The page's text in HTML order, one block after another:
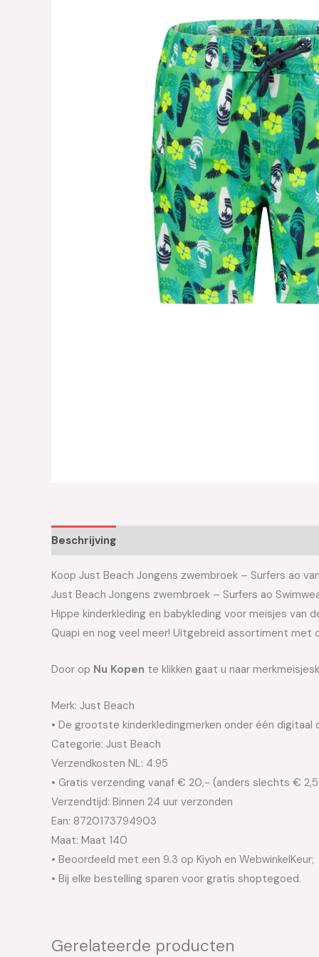
Beschrijving
Koop Just Beach Jongens zwembroek – Surfers ao
Just Beach Jongens zwembroek – Surfers ao
Hippe kinderkleding en babykleding voor meisjes van
Quapi en nog veel meer! Uitgebreid assortiment
Door op Nu Kopen te klikken gaat u naar
Merk: Just Beach
• De grootste kinderkledingmerken onder één digitaal
Categorie: Just Beach
Verzendkosten NL: 4.95
• Gratis verzending vanaf € 20,- (anders slechts €
Verzendtijd: Binnen 24 uur verzonden
Ean: 8720173794903
Maat: Maat 140
• Beoordeeld met een 9.3 op Kiyoh en WebwinkelKeur;
• Bij elke bestelling sparen voor gratis shoptegoed.
Gerelateerde producten